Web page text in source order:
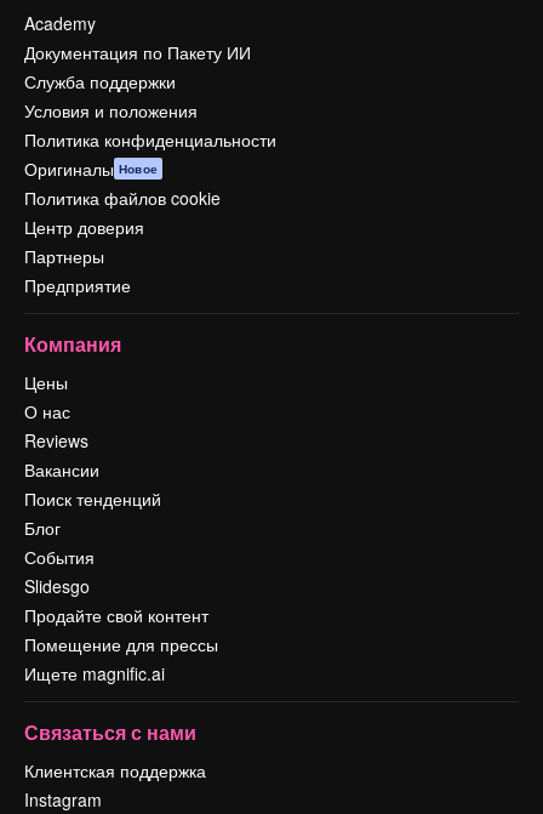
Academy
Документация по Пакету ИИ
Служба поддержки
Условия и положения
Политика конфиденциальности
Оригиналы Новое
Политика файлов cookie
Центр доверия
Партнеры
Предприятие
Компания
Цены
О нас
Reviews
Вакансии
Поиск тенденций
Блог
События
Slidesgo
Продайте свой контент
Помещение для прессы
Ищете magnific.ai
Связаться с нами
Клиентская поддержка
Instagram